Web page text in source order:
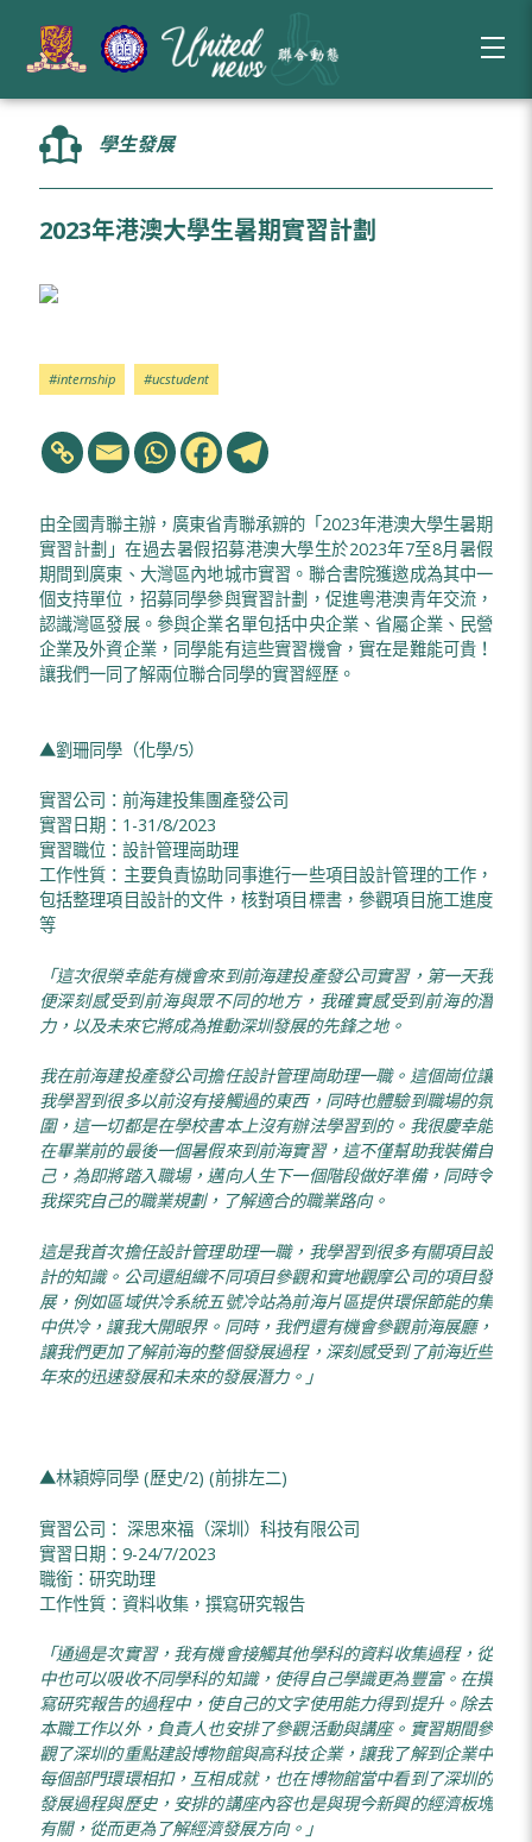
學生發展
2023年港澳大學生暑期實習計劃
#internship #ucstudent
由全國青聯主辦，廣東省青聯承辧的「2023年港澳大學生暑期
實習計劃」在過去暑假招募港澳大學生於2023年7至8月暑假
期間到廣東、大灣區內地城市實習。聯合書院獲邀成為其中一
個支持單位，招募同學參與實習計劃，促進粵港澳青年交流，
認識灣區發展。參與企業名單包括中央企業、省屬企業、民營
企業及外資企業，同學能有這些實習機會，實在是難能可貴！
讓我們一同了解兩位聯合同學的實習經歷。
▲劉珊同學（化學/5）
實習公司：前海建投集團產發公司
實習日期：1-31/8/2023
實習職位：設計管理崗助理
工作性質：主要負責協助同事進行一些項目設計管理的工作，
包括整理項目設計的文件，核對項目標書，參觀項目施工進度
等
「這次很榮幸能有機會來到前海建投產發公司實習， 第一天我
便深刻感受到前海與眾不同的地方， 我確實感受到前海的潛
力，以及未來它將成為推動深圳發展的先鋒之地。
我在前海建投產發公司擔任設計管理崗助理一職。這個崗位讓
我學習到很多以前沒有接觸過的東西，同時也體驗到職場的氛
圍，這一切都是在學校書本上沒有辦法學習到的。我很慶幸能
在畢業前的最後一個暑假來到前海實習，這不僅幫助我裝備自
己，為即將踏入職場，邁向人生下一個階段做好準備，同時令
我探究自己的職業規劃，了解適合的職業路向。
這是我首次擔任設計管理助理一職， 我學習到很多有關項目設
計的知識。公司還組織不同項目參觀和實地觀摩公司的項目發
展，例如區域供冷系統五號冷站為前海片區提供環保節能的集
中供冷，讓我大開眼界。同時，我們還有機會參觀前海展廳，
讓我們更加了解前海的整個發展過程，深刻感受到了前海近些
年來的迅速發展和未來的發展潛力。」
▲林穎婷同學 (歷史/2) (前排左二)
實習公司： 深思來福（深圳）科技有限公司
實習日期：9-24/7/2023
職銜：研究助理
工作性質：資料收集，撰寫研究報告
「通過是次實習，我有機會接觸其他學科的資料收集過程，從
中也可以吸收不同學科的知識，使得自己學識更為豐富。在撰
寫研究報告的過程中，使自己的文字使用能力得到提升。除去
本職工作以外，負責人也安排了參觀活動與講座。實習期間參
觀了深圳的重點建設博物館與高科技企業，讓我了解到企業中
每個部門環環相扣，互相成就，也在博物館當中看到了深圳的
發展過程與歷史，安排的講座內容也是與現今新興的經濟板塊
有關，從而更為了解經濟發展方向。」